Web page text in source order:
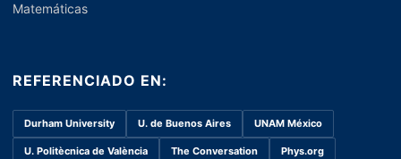
Matemáticas
REFERENCIADO EN:
Durham University U. de Buenos Aires UNAM México
U. Politècnica de València The Conversation Phys.org